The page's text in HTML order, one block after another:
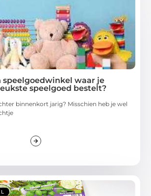
speelgoedwinkel waar je
speelgoed bestelt?
binnenkort jarig? Misschien heb je wel